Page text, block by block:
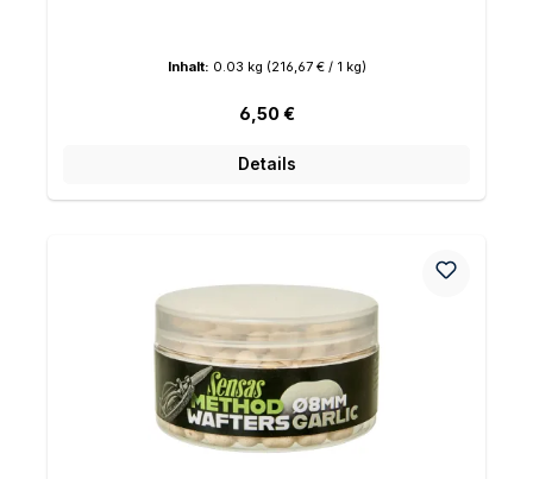
Inhalt: 0.03 kg (216,67 € / 1 kg)
Regulärer Preis:
6,50 €
Details